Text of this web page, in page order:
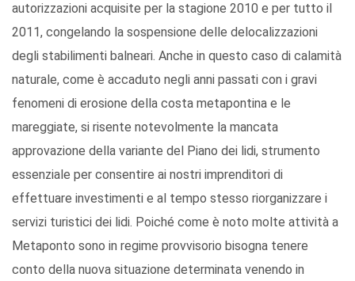
autorizzazioni acquisite per la stagione 2010 e per tutto il
2011, congelando la sospensione delle delocalizzazioni
degli stabilimenti balneari. Anche in questo caso di calamità
naturale, come è accaduto negli anni passati con i gravi
fenomeni di erosione della costa metapontina e le
mareggiate, si risente notevolmente la mancata
approvazione della variante del Piano dei lidi, strumento
essenziale per consentire ai nostri imprenditori di
effettuare investimenti e al tempo stesso riorganizzare i
servizi turistici dei lidi. Poiché come è noto molte attività a
Metaponto sono in regime provvisorio bisogna tenere
conto della nuova situazione determinata venendo in